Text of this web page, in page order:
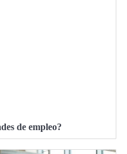
de empleo?